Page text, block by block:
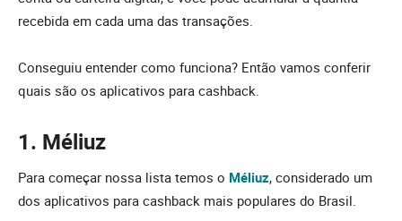
recebida em cada uma das transações.
Conseguiu entender como funciona? Então vamos conferir
quais são os aplicativos para cashback.
1. Méliuz
Para começar nossa lista temos o Méliuz, considerado um
dos aplicativos para cashback mais populares do Brasil.